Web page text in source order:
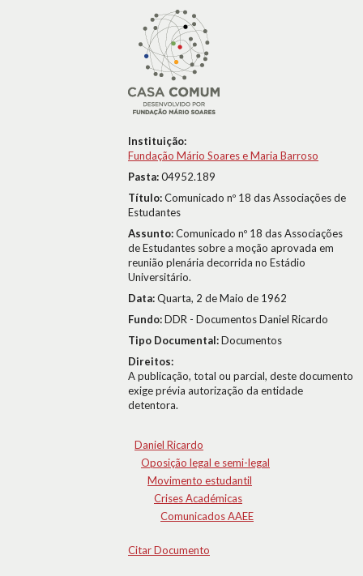
Instituição:
Fundação Mário Soares e Maria Barroso
Pasta:04952.189
Título:Comunicado nº 18 das Associações de
Estudantes
Assunto:Comunicado nº 18 das Associações
de Estudantes sobre a moção aprovada em
reunião plenária decorrida no Estádio
Universitário.
Data:Quarta, 2 de Maio de 1962
Fundo:DDR - Documentos Daniel Ricardo
Tipo Documental:Documentos
Direitos:
A publicação, total ou parcial, deste documento
exige prévia autorização da entidade
detentora.
Daniel Ricardo
Oposição legal e semi-legal
Movimento estudantil
Crises Académicas
Comunicados AAEE
Citar Documento